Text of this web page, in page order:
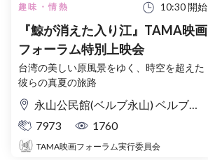
趣味・情熱 10:30 開始
『鯨が消えた入り江』TAMA映画
フォーラム特別上映会
台湾の美しい原風景をゆく、時空を超えた
彼らの真夏の旅路
永山公民館(ベルブ永山) ベルブホール
7973
1760
TAMA映画フォーラム実行委員会